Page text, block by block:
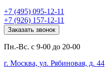
+7 (495) 095-12-11
+7 (926) 157-12-11
Заказать звонок
Пн.-Вс. с 9-00 до 20-00
г. Москва, ул. Рябиновая, д. 44